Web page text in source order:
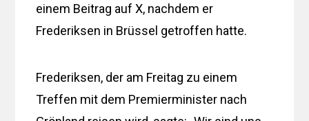
einem Beitrag auf X, nachdem er
Frederiksen in Brüssel getroffen hatte.
Frederiksen, der am Freitag zu einem
Treffen mit dem Premierminister nach